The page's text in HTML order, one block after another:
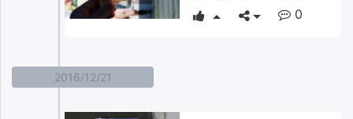
0
2016/12/21